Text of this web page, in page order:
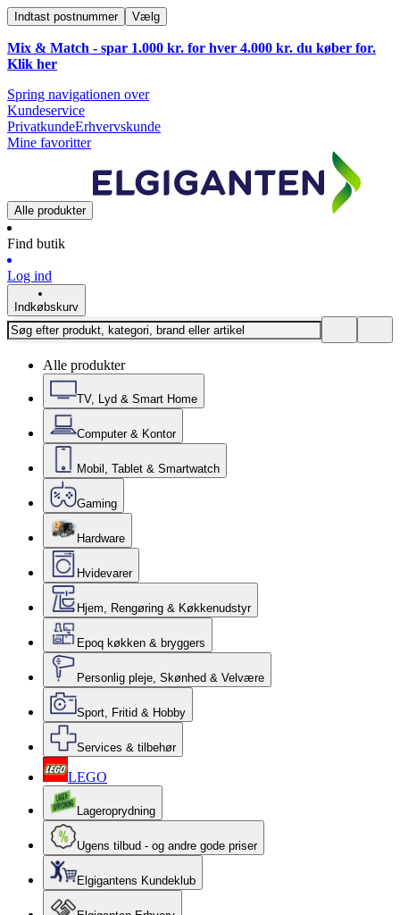
Indtast postnummer Vælg
Mix & Match - spar 1.000 kr. for hver 4.000 kr. du køber for.
Klik her
Spring navigationen over
Kundeservice
PrivatkundeErhvervskunde
Mine favoritter
Alle produkter
Find butik
Log ind
Indkøbskurv
Alle produkter
TV, Lyd & Smart Home
Computer & Kontor
Mobil, Tablet & Smartwatch
Gaming
Hardware
Hvidevarer
Hjem, Rengøring & Køkkenudstyr
Epoq køkken & bryggers
Personlig pleje, Skønhed & Velvære
Sport, Fritid & Hobby
Services & tilbehør
LEGO
Lageroprydning
Ugens tilbud - og andre gode priser
Elgigantens Kundeklub